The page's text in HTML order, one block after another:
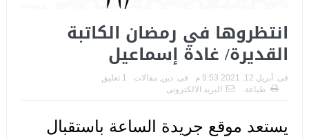
انتظروها في رمضان الكاتبة
القديرة/ غادة إسماعيل
فى: أبريل 12, 2021 9:53 م فى: دين, مقالات
1 تعليق
طباعة
البريد الالكترونى
يستعد موقع جريدة الساعة باستقبال